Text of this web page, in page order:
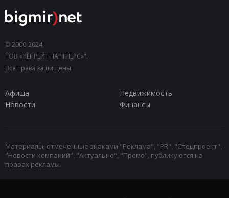
© 2000-2024,
ТОВ «КЕПРЕЙТ ПАРТНЕРС»".
Все права защищены.
Афиша
Недвижимость
Новости
Финансы
Материалы, отмеченные знаками "Реклама", "PR", "Спецпроект",
"Новости компаний", "Актуально", "Промо", публикуются на
правах рекламы.